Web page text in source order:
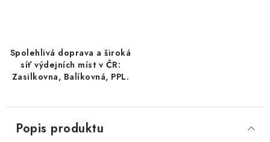
KOŘENÍ / TEKUTÁ OCHUCOVADLA/OMÁČKY
Spolehlivá doprava a široká
síť výdejních míst v ČR:
Zasilkovna, Balíkovná, PPL.
Popis produktu